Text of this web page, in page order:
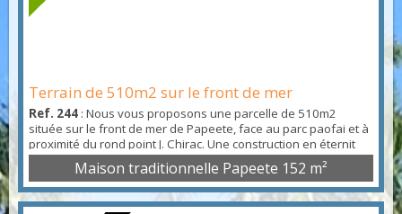
Terrain de 510m2 sur le front de mer
Ref. 244 : Nous vous proposons une parcelle de 510m2
située sur le front de mer de Papeete, face au parc paofai et à
proximité du rond point J. Chirac. Une construction en éternit
de 1935 y est édifiée de plain-pied sur une dalle en béton, et
l'ensemble est loué 160.000 F CFP par mois. Le PGA nous
informe que le terrain est en zone UA (zone urbaine à forte
densité).
Maison traditionnelle Papeete 152 m²